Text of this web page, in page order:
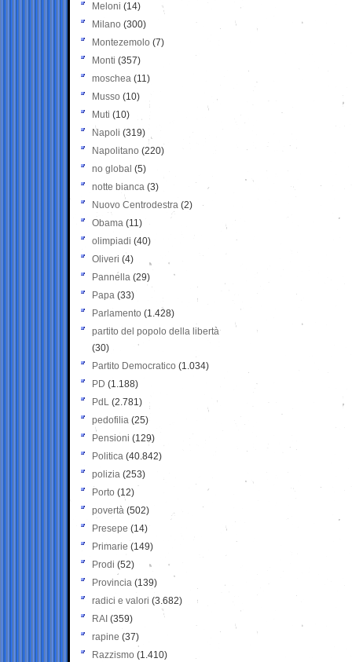
Meloni (14)
Milano (300)
Montezemolo (7)
Monti (357)
moschea (11)
Musso (10)
Muti (10)
Napoli (319)
Napolitano (220)
no global (5)
notte bianca (3)
Nuovo Centrodestra (2)
Obama (11)
olimpiadi (40)
Oliveri (4)
Pannella (29)
Papa (33)
Parlamento (1.428)
partito del popolo della libertà
(30)
Partito Democratico (1.034)
PD (1.188)
PdL (2.781)
pedofilia (25)
Pensioni (129)
Politica (40.842)
polizia (253)
Porto (12)
povertà (502)
Presepe (14)
Primarie (149)
Prodi (52)
Provincia (139)
radici e valori (3.682)
RAI (359)
rapine (37)
Razzismo (1.410)